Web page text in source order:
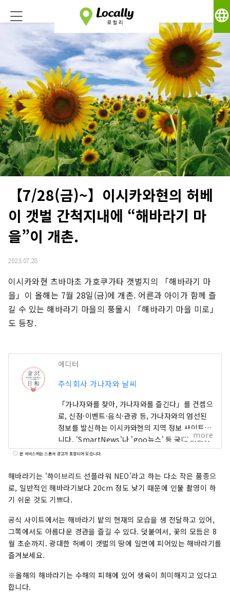
language
【7/28(금)~】이시카와현의 허베
이 갯벌 간척지내에 “해바라기 마
을”이 개촌.
2023.07.28
이시카와현 츠바마초 가호쿠가타 갯벌지의 「해바라기 마
을」이 올해는 7월 28일(금)에 개촌. 어른과 아이가 함께 즐
길 수 있는 해바라기 마을의 풍물시 「해바라기 마을 미로」
도 등장.
에디터
주식회사 가나자와 날씨
「가나자와를 찾아, 가나자와를 즐긴다」를 컨셉으
로, 신점·이벤트·음식·관광 등, 가나자와의 엄선된
정보를 발신하는 이시카와현의 지역 정보 사이트입
니다. 'SmartNews'나 'goo뉴스' 등 국내 미디어
외에도 중국, 대만, 홍콩, 태국, 베트남 등 해외 미디
있습니다.
more
본 서비스에는 스폰서 광고가 포함되어 있습니다.
해바라기는 '하이브리드 선플라워 NEO'라고 하는 다소 작은 품종으
로, 일반적인 해바라기보다 20cm 정도 낮기 때문에 인물 촬영이 하
기 쉬운 것도 기쁘다.
공식 사이트에서는 해바라기 밭의 현재의 모습을 생 전달하고 있어,
그쪽에서도 아름다운 경관을 즐길 수 있다. 덧붙여서, 꽃의 모듬은 8
월 초순까지. 광대한 허베이 갯벌의 땅에 일면에 피어있는 해바라기를
즐겨보세요.
※올해의 해바라기는 수해의 피해에 있어 생육이 희미해지고 있다고
합니다.